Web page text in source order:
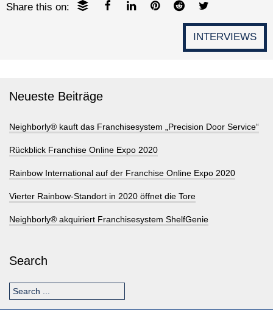
Share this on:
INTERVIEWS
Neueste Beiträge
Neighborly® kauft das Franchisesystem „Precision Door Service“
Rückblick Franchise Online Expo 2020
Rainbow International auf der Franchise Online Expo 2020
Vierter Rainbow-Standort in 2020 öffnet die Tore
Neighborly® akquiriert Franchisesystem ShelfGenie
Search